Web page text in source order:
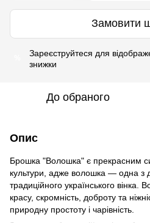
Замовити
Зареєструйтеся для
знижки
До обраного
Опис
Брошка "Волошка" є прекрасним
культури, адже волошка — одна з
традиційного українського вінка.
красу, скромність, доброту та
природну простоту і чарівність.